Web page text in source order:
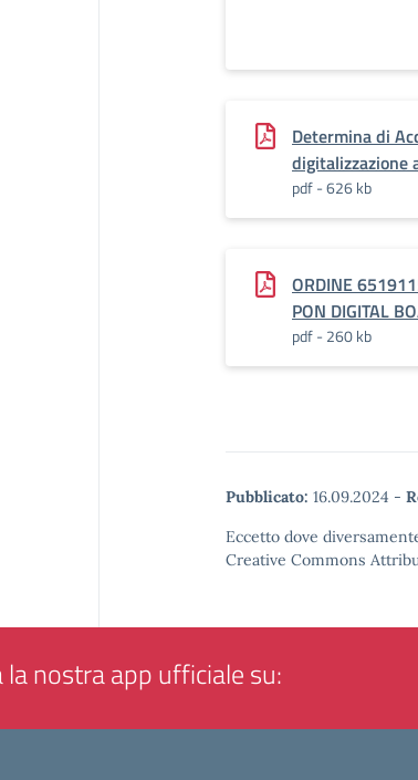
Determina di
digitalizzazione
pdf - 626 kb
ORDINE
PON DIGITAL
pdf - 260 kb
Pubblicato: 16.09.2024 -
Eccetto dove
Creative Commons
la nostra app ufficiale su: